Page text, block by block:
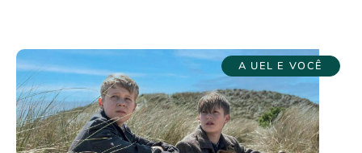
A UEL E VOCÊ